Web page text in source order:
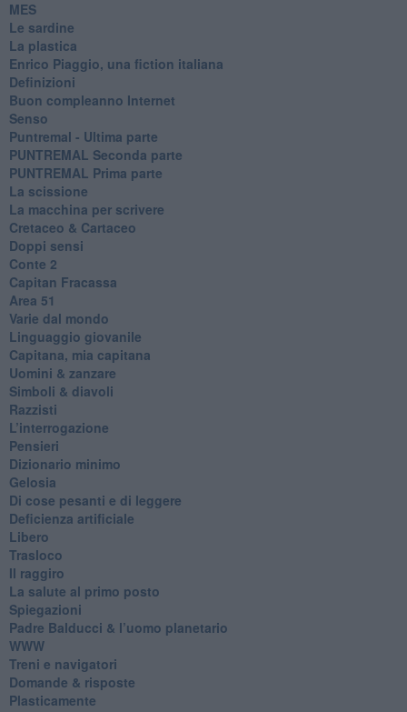
MES
Le sardine
La plastica
​Enrico Piaggio, una fiction italiana
Definizioni
​Buon compleanno Internet
Senso
Puntremal - Ultima parte
PUNTREMAL Seconda parte
​PUNTREMAL Prima parte
La scissione
La macchina per scrivere
Cretaceo & Cartaceo
Doppi sensi
​Conte 2
​Capitan Fracassa
​Area 51
Varie dal mondo
​Linguaggio giovanile
​Capitana, mia capitana
Uomini & zanzare
​Simboli & diavoli
Razzisti
​L’interrogazione
Pensieri
​Dizionario minimo
Gelosia
Di cose pesanti e di leggere
​Deficienza artificiale
Libero
Trasloco
Il raggiro
​La salute al primo posto
Spiegazioni
Padre Balducci & l’uomo planetario
WWW
​Treni e navigatori
​Domande & risposte
​Plasticamente